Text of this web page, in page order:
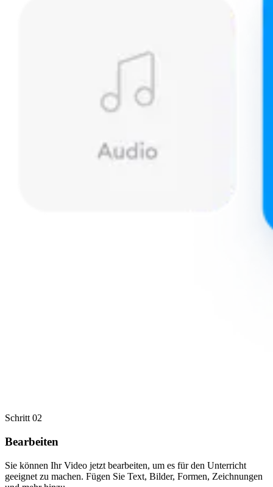
Schritt 02
Bearbeiten
Sie können Ihr Video jetzt bearbeiten, um es für den Unterricht
geeignet zu machen. Fügen Sie Text, Bilder, Formen, Zeichnungen